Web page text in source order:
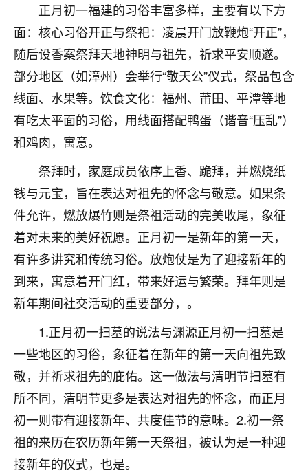
正月初一福建的习俗丰富多样，主要有以下方
面：核心习俗开正与祭祀：凌晨开门放鞭炮“开正”，
随后设香案祭拜天地神明与祖先，祈求平安顺遂。
部分地区（如漳州）会举行“敬天公”仪式，祭品包含
线面、水果等。饮食文化：福州、莆田、平潭等地
有吃太平面的习俗，用线面搭配鸭蛋（谐音“压乱”）
和鸡肉，寓意。
祭拜时，家庭成员依序上香、跪拜，并燃烧纸
钱与元宝，旨在表达对祖先的怀念与敬意。如果条
件允许，燃放爆竹则是祭祖活动的完美收尾，象征
着对未来的美好祝愿。正月初一是新年的第一天，
有许多讲究和传统习俗。放炮仗是为了迎接新年的
到来，寓意着开门红，带来好运与繁荣。拜年则是
新年期间社交活动的重要部分，。
1.正月初一扫墓的说法与渊源正月初一扫墓是
一些地区的习俗，象征着在新年的第一天向祖先致
敬，并祈求祖先的庇佑。这一做法与清明节扫墓有
所不同，清明节更多是表达对祖先的怀念，而正月
初一则带有迎接新年、共度佳节的意味。2.初一祭
祖的来历在农历新年第一天祭祖，被认为是一种迎
接新年的仪式，也是。
Jessica李
老师做不做超度法事？我想给我奶奶做超度，她今年
刚去世了。
七零老顽童：我母亲前年离世，刚开始我经常
做梦梦见她，后来也是朋友介绍，找到慧来老
师，安排了超度法事，做梦再也没有梦到过
了，一开始是半信半疑的，图个心安，给亡母
超度，现在看来，人不信也不行。
2天前 来自云南 11
优秀的张同学
老师收徒吗？？我对这些很感兴趣
2天前 来自山西 15